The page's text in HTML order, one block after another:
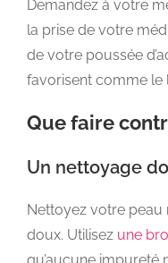
Demandez à votre
la prise de votre
de votre poussée
favorisent comme le
Que faire
Un nettoyage
Nettoyez votre peau
doux. Utilisez une
qu’aucune impureté